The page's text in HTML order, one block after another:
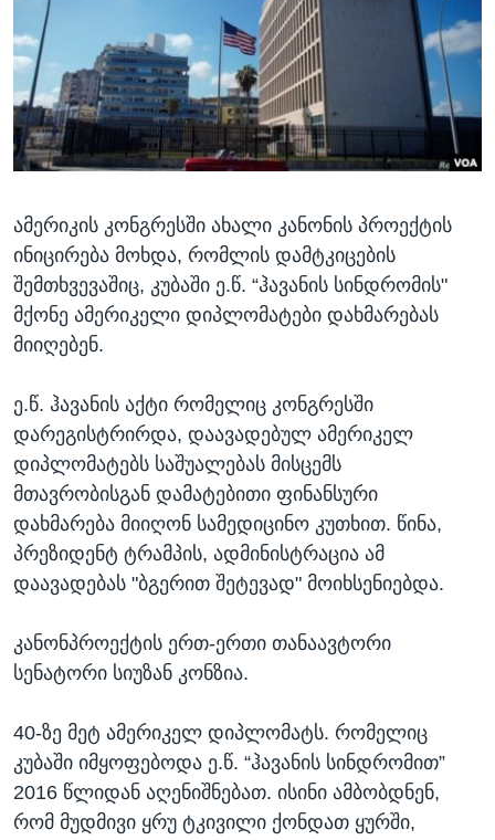
ᲡᲢᲣᲓᲘᲐ ᲕᲐᲨᲘᲜᲒᲢᲝᲜᲘ
ᲔᲙᲝᲜᲝᲛᲘᲙᲐ
ᲯᲐᲜᲛᲠᲗᲔᲚᲝᲑᲐ
ᲛᲔᲪᲜᲘᲔᲠᲔᲑᲐ
ᲘᲜᲢᲔᲠᲕᲘᲣ
ᲒᲐᲚᲘᲚᲔᲝ
ᲓᲔᲖᲘᲜᲤᲝᲠᲛᲐᲪᲘᲐ
Learning English
ᲗᲕᲐᲚᲘ ᲒᲕᲐᲓᲔᲕᲜᲔᲗ
ენები
ამერიკის კონგრესში ახალი კანონის პროექტის
ინიცირება მოხდა, რომლის დამტკიცების
შემთხვევაშიც, კუბაში ე.წ. “ჰავანის სინდრომის"
მქონე ამერიკელი დიპლომატები დახმარებას
მიიღებენ.
ე.წ. ჰავანის აქტი რომელიც კონგრესში
დარეგისტრირდა, დაავადებულ ამერიკელ
დიპლომატებს საშუალებას მისცემს
მთავრობისგან დამატებითი ფინანსური
დახმარება მიიღონ სამედიცინო კუთხით. წინა,
პრეზიდენტ ტრამპის, ადმინისტრაცია ამ
დაავადებას "ბგერით შეტევად" მოიხსენიებდა.
კანონპროექტის ერთ-ერთი თანაავტორი
სენატორი სიუზან კონზია.
40-ზე მეტ ამერიკელ დიპლომატს. რომელიც
კუბაში იმყოფებოდა ე.წ. “ჰავანის სინდრომით”
2016 წლიდან აღენიშნებათ. ისინი ამბობდნენ,
რომ მუდმივი ყრუ ტკივილი ქონდათ ყურში,